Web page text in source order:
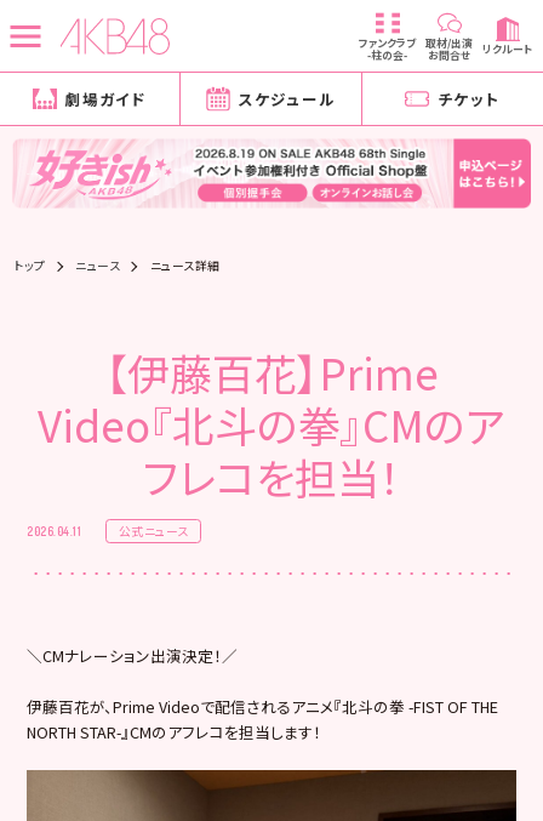
ファンクラブ
-柱の会-
取材/出演
お問合せ リクルート
劇場ガイド スケジュール チケット
トップ ニュース ニュース詳細
【伊藤百花】Prime
Video『北斗の拳』CMのア
フレコを担当！
2026.04.11 公式ニュース
＼CMナレーション出演決定！／
伊藤百花が、Prime Videoで配信されるアニメ『北斗の拳 -FIST OF THE
NORTH STAR-』CMのアフレコを担当します！